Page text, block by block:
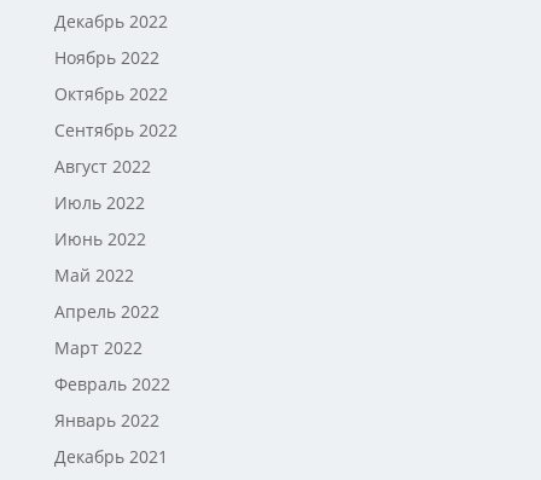
Декабрь 2022
Ноябрь 2022
Октябрь 2022
Сентябрь 2022
Август 2022
Июль 2022
Июнь 2022
Май 2022
Апрель 2022
Март 2022
Февраль 2022
Январь 2022
Декабрь 2021